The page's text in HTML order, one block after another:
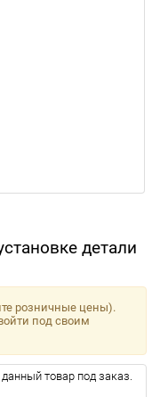
детали
розничные цены).
под своим
товар под заказ.